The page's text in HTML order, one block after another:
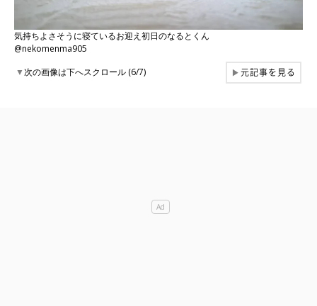
気持ちよさそうに寝ているお迎え初日のなるとくん
@nekomenma905
▼次の画像は下へスクロール (6/7) ▶元記事を見る